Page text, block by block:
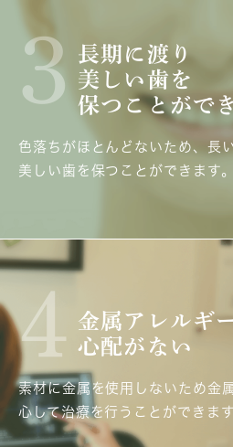
3 長期に渡り
美しい歯を
保つことがで
色落ちがほとんどないため、長
美しい歯を保つことができます。
4 金属アレルギ
心配がない
素材に金属を使用しないため金
心して治療を行うことができます